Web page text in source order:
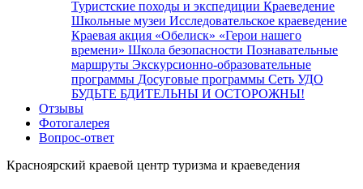
Туристские походы и экспедиции Краеведение
Школьные музеи Исследовательское краеведение
Краевая акция «Обелиск» «Герои нашего
времени» Школа безопасности Познавательные
маршруты Экскурсионно-образовательные
программы Досуговые программы Сеть УДО
БУДЬТЕ БДИТЕЛЬНЫ И ОСТОРОЖНЫ!
Отзывы
Фотогалерея
Вопрос-ответ
Красноярский краевой центр туризма и краеведения